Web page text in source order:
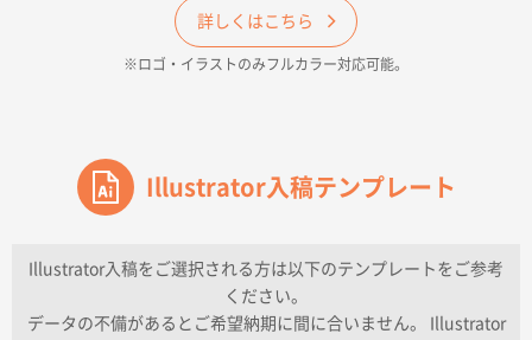
ECO OPPワンポイントポリ袋 A4サイズ（透明）
2026年04月16日 14:31
東京都のお客様
ワンポイントポリ袋 A4サイズ1000枚
2026年04月16日 11:41
ワンポイントポリ袋 A4サイズ300枚
詳しくはこちら
※ロゴ・イラストのみフルカラー対応可能。
Illustrator入稿テンプレート
Illustrator入稿をご選択される方は以下のテンプレートをご参考
ください。
データの不備があるとご希望納期に間に合いません。 Illustrator